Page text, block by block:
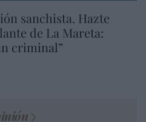
sanchista. Hazte
de La Mareta:
criminal”